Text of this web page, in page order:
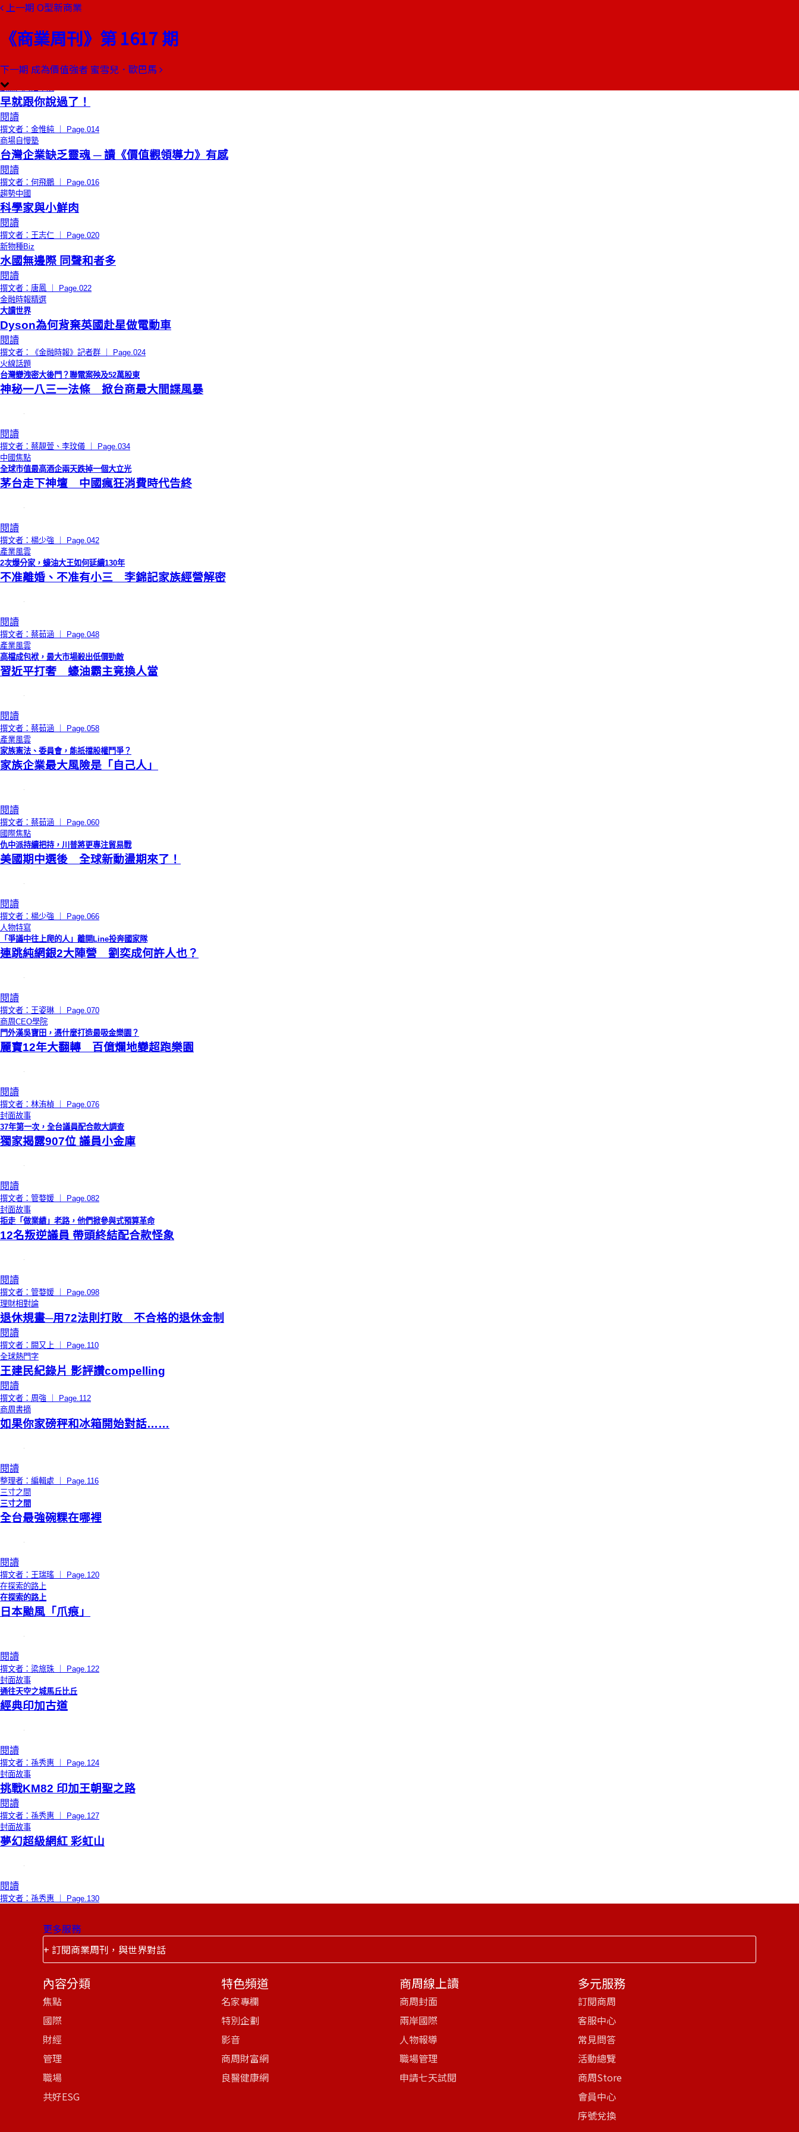
上一期 O型新商業
《商業周刊》第 1617 期
下一期 成為價值強者 蜜雪兒．歐巴馬
本期目錄
限時免費總編輯的話
彰嘉宜議員的神秘「口袋」
閱讀
撰文者：郭奕伶 ｜ Page.012
創辦人的活學院
早就跟你說過了！
閱讀
撰文者：金惟純 ｜ Page.014
商場自慢塾
台灣企業缺乏靈魂 ─ 讀《價值觀領導力》有感
閱讀
撰文者：何飛鵬 ｜ Page.016
趨勢中國
科學家與小鮮肉
閱讀
撰文者：王志仁 ｜ Page.020
新物種Biz
水國無邊際 同聲和者多
閱讀
撰文者：唐鳳 ｜ Page.022
金融時報精選
大讀世界
Dyson為何背棄英國赴星做電動車
閱讀
撰文者：《金融時報》記者群 ｜ Page.024
火線話題
台灣變洩密大後門？聯電案殃及52萬股東
神秘一八三一法條 掀台商最大間諜風暴
閱讀
撰文者：蔡靚萱、李玟儀 ｜ Page.034
中國焦點
全球市值最高酒企兩天跌掉一個大立光
茅台走下神壇 中國瘋狂消費時代告終
閱讀
撰文者：楊少強 ｜ Page.042
產業風雲
2次爆分家，蠔油大王如何延續130年
不准離婚、不准有小三 李錦記家族經營解密
閱讀
撰文者：蔡茹涵 ｜ Page.048
產業風雲
高檔成包袱，最大市場殺出低價勁敵
習近平打奢 蠔油霸主竟換人當
閱讀
撰文者：蔡茹涵 ｜ Page.058
產業風雲
家族憲法、委員會，能抵擋股權鬥爭？
家族企業最大風險是「自己人」
閱讀
撰文者：蔡茹涵 ｜ Page.060
國際焦點
仇中派持續把持，川普將更專注貿易戰
美國期中選後 全球新動盪期來了！
閱讀
撰文者：楊少強 ｜ Page.066
人物特寫
「爭議中往上爬的人」離開Line投奔國家隊
連跳純網銀2大陣營 劉奕成何許人也？
閱讀
撰文者：王姿琳 ｜ Page.070
商周CEO學院
門外漢吳寶田，憑什麼打造最吸金樂園？
麗寶12年大翻轉 百億爛地變超跑樂園
閱讀
撰文者：林洧楨 ｜ Page.076
封面故事
37年第一次，全台議員配合款大調查
獨家揭露907位 議員小金庫
閱讀
撰文者：管婺媛 ｜ Page.082
封面故事
拒走「做業績」老路，他們掀參與式預算革命
12名叛逆議員 帶頭終結配合款怪象
閱讀
撰文者：管婺媛 ｜ Page.098
理財相對論
退休規畫─用72法則打敗 不合格的退休金制
閱讀
撰文者：闕又上 ｜ Page.110
全球熱門字
王建民紀錄片 影評讚compelling
閱讀
撰文者：周強 ｜ Page.112
商周書摘
如果你家磅秤和冰箱開始對話……
閱讀
整理者：編輯處 ｜ Page.116
三寸之間
三寸之間
全台最強碗粿在哪裡
閱讀
撰文者：王瑞瑤 ｜ Page.120
在探索的路上
在探索的路上
日本颱風「爪痕」
閱讀
撰文者：梁旅珠 ｜ Page.122
封面故事
通往天空之城馬丘比丘
經典印加古道
閱讀
撰文者：孫秀惠 ｜ Page.124
封面故事
挑戰KM82 印加王朝聖之路
閱讀
撰文者：孫秀惠 ｜ Page.127
封面故事
夢幻超級網紅 彩虹山
閱讀
撰文者：孫秀惠 ｜ Page.130
更多服務
+ 訂閱商業周刊，與世界對話
內容分類
焦點
國際
財經
管理
職場
共好ESG
特色頻道
名家專欄
特別企劃
影音
商周財富網
良醫健康網
商周線上讀
商周封面
兩岸國際
人物報導
職場管理
申請七天試閱
多元服務
訂閱商周
客服中心
常見問答
活動總覽
商周Store
會員中心
序號兌換